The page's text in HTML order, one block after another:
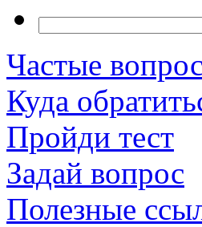
Частые
Куда
Пройди тест
Задай вопрос
Полезные